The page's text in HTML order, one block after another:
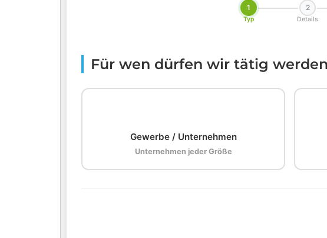
1
Typ
2
Details
Für wen dürfen wir tätig
Gewerbe / Unternehmen
Unternehmen jeder Größe